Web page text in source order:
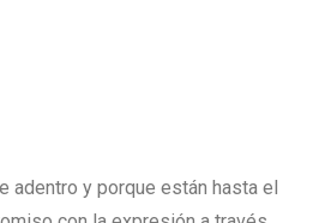
adentro y porque están hasta el